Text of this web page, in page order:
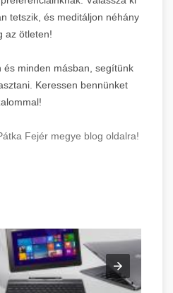
tetszik, és meditáljon néhány
az ötleten!
és minden másban, segítünk
Keressen bennünket
Fejér megye blog oldalra!